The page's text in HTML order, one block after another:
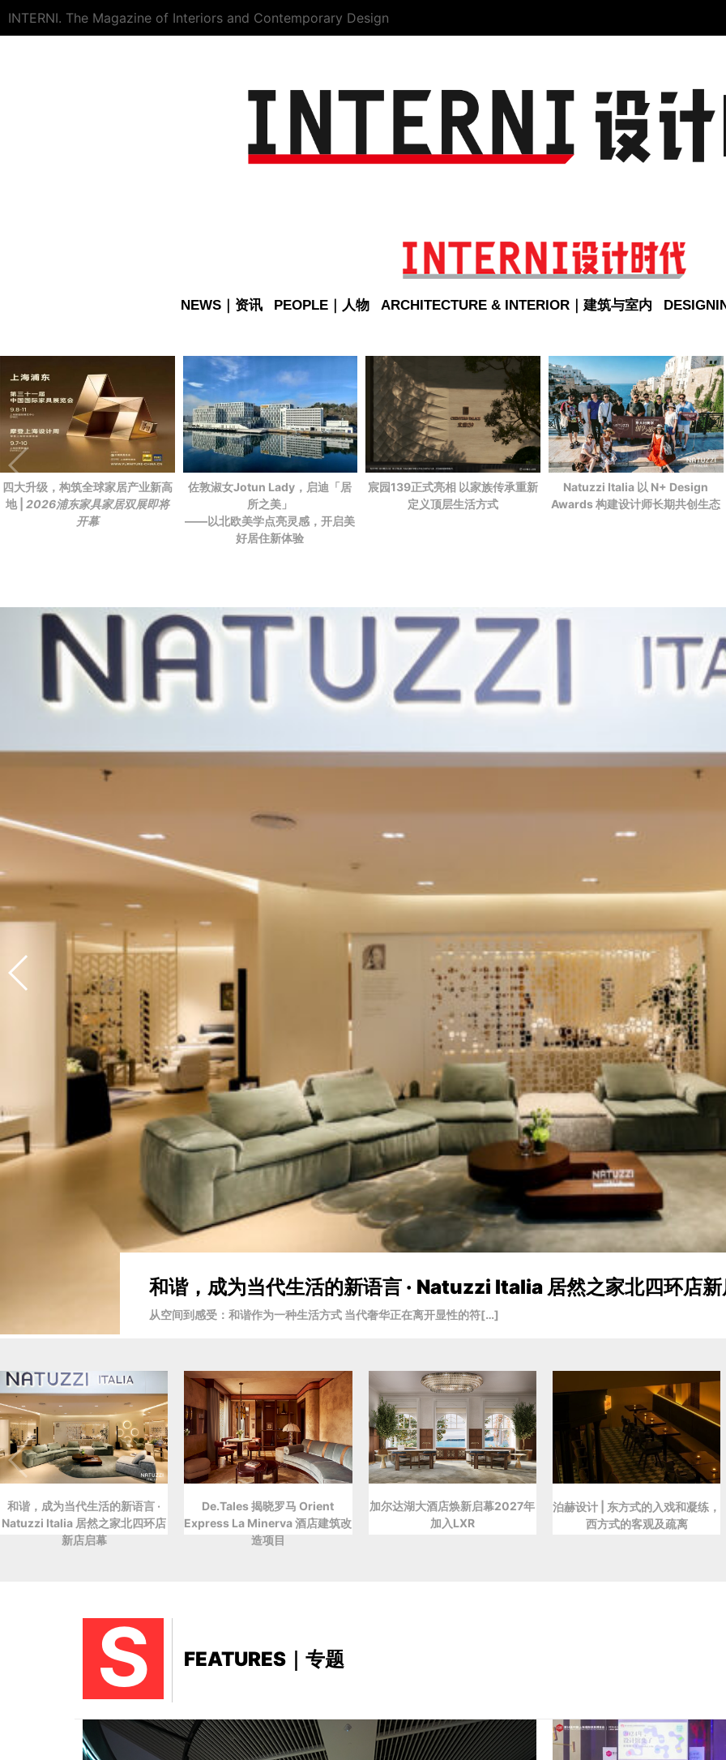
INTERNI. The Magazine of Interiors and Contemporary Design
NEWS｜资讯 PEOPLE｜人物 ARCHITECTURE & INTERIOR｜建筑与室内
四大升级，构筑全球家居产业新高
地 | 2026浦东家具家居双展即将
开幕
佐敦淑女Jotun Lady，启迪「居
所之美」
——以北欧美学点亮灵感，开启美
好居住新体验
宸园139正式亮相 以家族传承重新
定义顶层生活方式
Natuzzi Italia 以 N+ Design
Awards 构建设计师长期共创生态
和谐，成为当代生活的新语言 · Natuzzi Italia 居然之家北四环店
从空间到感受：和谐作为一种生活方式 当代奢华正在离开显性的符[…]
和谐，成为当代生活的新语言 ·
Natuzzi Italia 居然之家北四环店
新店启幕
De.Tales 揭晓罗马 Orient
Express La Minerva 酒店建筑改
造项目
加尔达湖大酒店焕新启幕2027年
加入LXR
泊赫设计 | 东方式的入戏和凝练，
西方式的客观及疏离
S FEATURES｜专题